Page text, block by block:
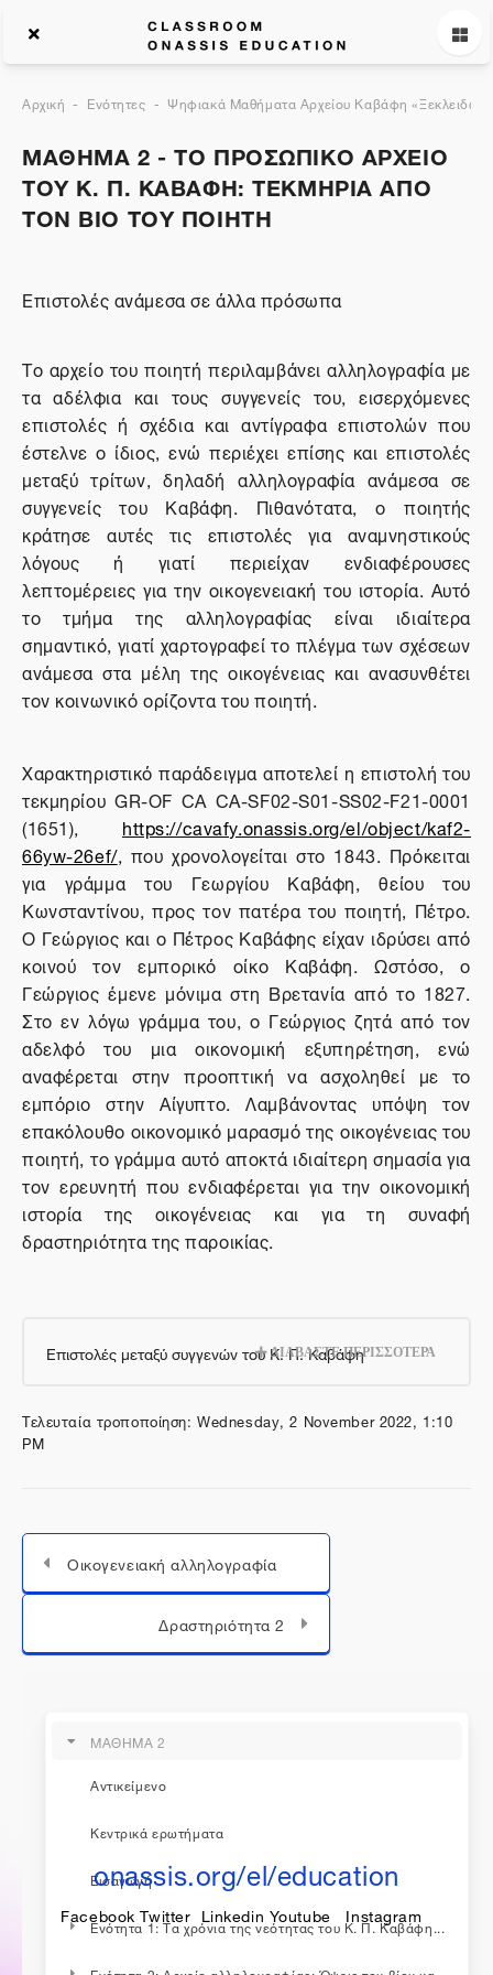
Αρχική Ενότητες Ψηφιακά Μαθήματα Αρχείου Καβάφη
ΜΑΘΗΜΑ 2 - ΤΟ ΠΡΟΣΩΠΙΚΟ ΑΡΧΕΙΟ
ΤΟΥ Κ. Π. ΚΑΒΑΦΗ: ΤΕΚΜΗΡΙΑ ΑΠΟ
ΤΟΝ ΒΙΟ ΤΟΥ ΠΟΙΗΤΗ
Επιστολές ανάμεσα σε άλλα πρόσωπα
Το αρχείο του ποιητή περιλαμβάνει αλληλογραφία με
τα αδέλφια και τους συγγενείς του, εισερχόμενες
επιστολές ή σχέδια και αντίγραφα επιστολών που
έστελνε ο ίδιος, ενώ περιέχει επίσης και επιστολές
μεταξύ τρίτων, δηλαδή αλληλογραφία ανάμεσα σε
συγγενείς του Καβάφη. Πιθανότατα, ο ποιητής
κράτησε αυτές τις επιστολές για αναμνηστικούς
λόγους ή γιατί περιείχαν ενδιαφέρουσες
λεπτομέρειες για την οικογενειακή του ιστορία. Αυτό
το τμήμα της αλληλογραφίας είναι ιδιαίτερα
σημαντικό, γιατί χαρτογραφεί το πλέγμα των σχέσεων
ανάμεσα στα μέλη της οικογένειας και ανασυνθέτει
τον κοινωνικό ορίζοντα του ποιητή.
Χαρακτηριστικό παράδειγμα αποτελεί η επιστολή του
τεκμηρίου GR-OF CA CA-SF02-S01-SS02-F21-0001
(1651), https://cavafy.onassis.org/el/object/kaf2-
66yw-26ef/, που χρονολογείται στο 1843. Πρόκειται
για γράμμα του Γεωργίου Καβάφη, θείου του
Κωνσταντίνου, προς τον πατέρα του ποιητή, Πέτρο.
Ο Γεώργιος και ο Πέτρος Καβάφης είχαν ιδρύσει από
κοινού τον εμπορικό οίκο Καβάφη. Ωστόσο, ο
Γεώργιος έμενε μόνιμα στη Βρετανία από το 1827.
Στο εν λόγω γράμμα του, ο Γεώργιος ζητά από τον
αδελφό του μια οικονομική εξυπηρέτηση, ενώ
αναφέρεται στην προοπτική να ασχοληθεί με το
εμπόριο στην Αίγυπτο. Λαμβάνοντας υπόψη τον
επακόλουθο οικονομικό μαρασμό της οικογένειας του
ποιητή, το γράμμα αυτό αποκτά ιδιαίτερη σημασία για
τον ερευνητή που ενδιαφέρεται για την οικονομική
ιστορία της οικογένειας και για τη συναφή
δραστηριότητα της παροικίας.
Επιστολές μεταξύ συγγενών του Κ. Π. Καβάφη
ΔΙΑΒΑΣΤΕ ΠΕΡΙΣΣΟΤΕΡΑ
Τελευταία τροποποίηση: Wednesday, 2 November 2022, 1:10
PM
Οικογενειακή αλληλογραφία
Μεταπήδηση σε...
Δραστηριότητα 2
ΜΑΘΗΜΑ 2
Αντικείμενο
Κεντρικά ερωτήματα
Εισαγωγή
Ενότητα 1: Τα χρόνια της νεότητας του Κ. Π. Καβάφη...
η εκπαίδευση συνεχίζεται...
onassis.org/el/education
Facebook Twitter Linkedin Youtube Instagram